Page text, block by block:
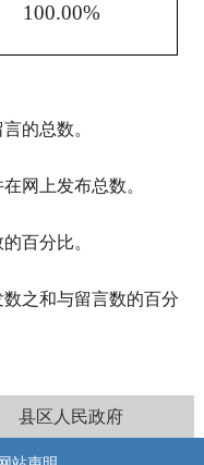
100.00%
的总数。
网上发布总数。
百分比。
之和与留言数的百分
县区人民政府